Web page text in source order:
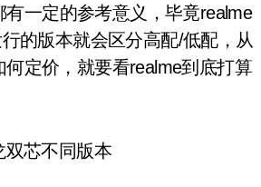
一定的参考意义，毕竟realme
的版本就会区分高配/低配，从
定价，就要看realme到底打算